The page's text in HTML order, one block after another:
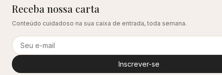
Receba nossa carta
Conteúdo cuidadoso na sua caixa de entrada, toda semana.
Inscrever-se